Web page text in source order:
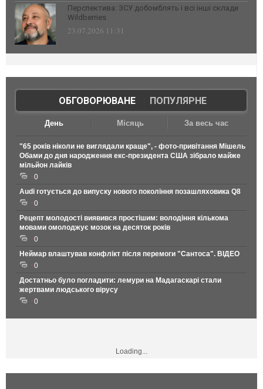
Перспектива: ЗСУ добомблять і всі інші склади
Wildberries
23.07.2026 11:31
ОБГОВОРЮВАНЕ| ПОПУЛЯРНЕ
День Місяць За весь час
"65 років ніколи не виглядали краще", - фото-привітання Мішель
Обами до дня народження екс-президента США зібрало майже
мільйон лайків
0
Audi готується до випуску нового покоління позашляховика Q8
0
Рецепт молодості виявився простішим: володіння кількома
мовами омолоджує мозок на десяток років
0
Неймар влаштував конфлікт після перемоги "Сантоса". ВІДЕО
0
Достатньо було погладити: лемури на Мадагаскарі стали
жертвами людського вірусу
0
Loading...